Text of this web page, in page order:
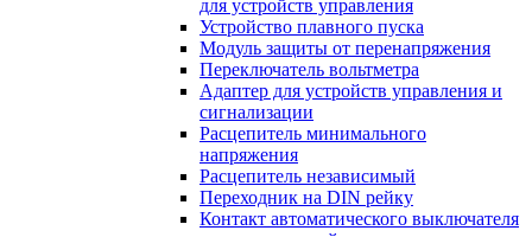
для устройств управления
Устройство плавного пуска
Модуль защиты от перенапряжения
Переключатель вольтметра
Адаптер для устройств управления и
сигнализации
Расцепитель минимального
напряжения
Расцепитель независимый
Переходник на DIN рейку
Контакт автоматического выключателя